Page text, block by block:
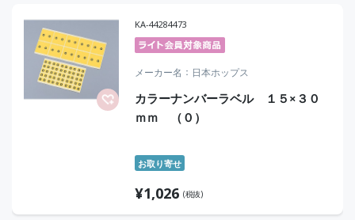
KA-44284473
メーカー名 日本ホップス
カラーナンバーラベル １５×３０
ｍｍ （０）
お取り寄せ
¥1,026 (税抜)